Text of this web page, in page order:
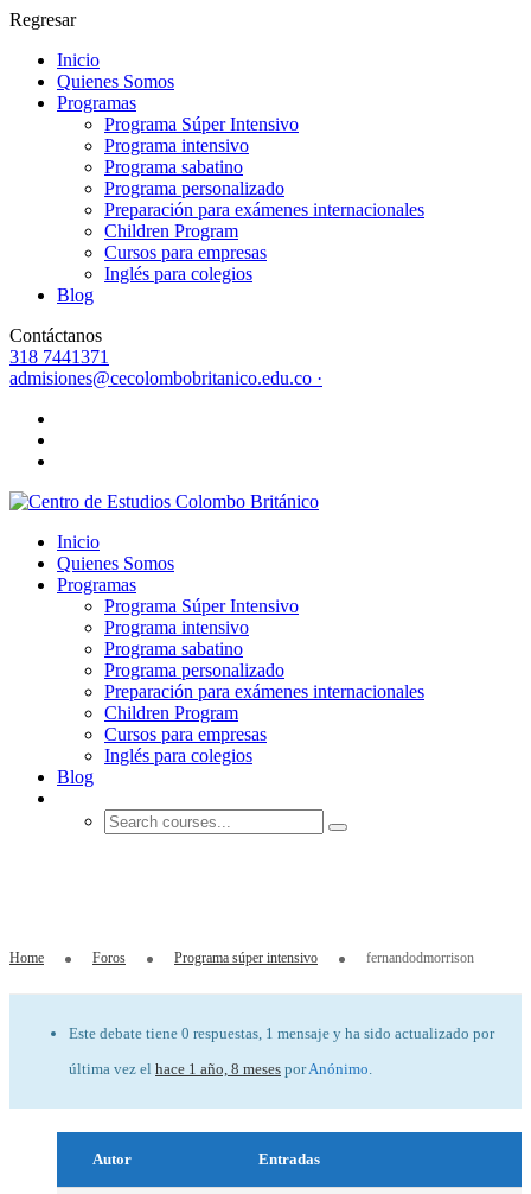
Regresar
Inicio
Quienes Somos
Programas
Programa Súper Intensivo
Programa intensivo
Programa sabatino
Programa personalizado
Preparación para exámenes internacionales
Children Program
Cursos para empresas
Inglés para colegios
Blog
Contáctanos
318 7441371
admisiones@cecolombobritanico.edu.co ·
Inicio
Quienes Somos
Programas
Programa Súper Intensivo
Programa intensivo
Programa sabatino
Programa personalizado
Preparación para exámenes internacionales
Children Program
Cursos para empresas
Inglés para colegios
Blog
Home Foros Programa súper intensivo fernandodmorrison
Este debate tiene 0 respuestas, 1 mensaje y ha sido actualizado por
última vez el hace 1 año, 8 meses porAnónimo
Autor Entradas